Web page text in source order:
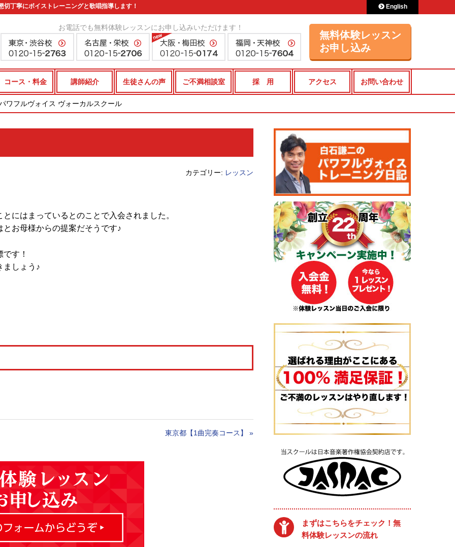
丁寧にボイストレーニングと歌唱指導します！
お電話でも無料体験レッスンにお申し込みいただけます！
無料体験レッスン
お申し込み
English
コース・料金 講師紹介 生徒さんの声 ご不満相談室 採 用 アクセス お問い合わせ
ワフルヴォイス ヴォーカルスクール
カテゴリー: レッスン
にはまっているとのことで入会されました。
お母様からの提案だそうです♪
す！
ましょう♪
東京都【1曲完奏コース】 »
まずはこちらをチェック！無
料体験レッスンの流れ